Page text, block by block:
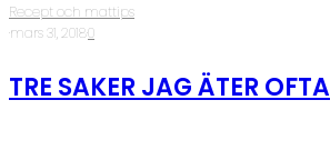
Recept och mattips
·mars 31, 2018·0
TRE SAKER JAG ÄTER OFTA